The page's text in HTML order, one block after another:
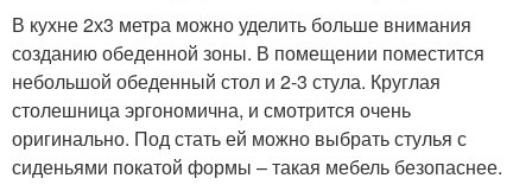
В кухне 2х3 метра можно уделить больше внимания
созданию обеденной зоны. В помещении поместится
небольшой обеденный стол и 2-3 стула. Круглая
столешница эргономична, и смотрится очень
оригинально. Под стать ей можно выбрать стулья с
сиденьями покатой формы – такая мебель безопаснее.